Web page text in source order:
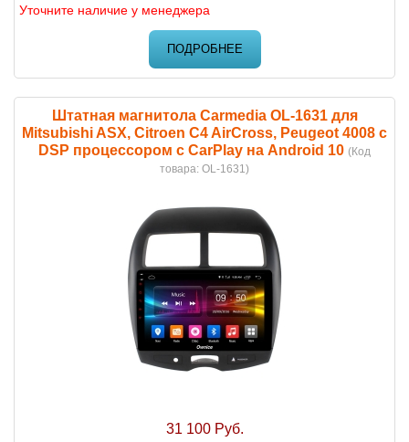
Уточните наличие у менеджера
ПОДРОБНЕЕ
Штатная магнитола Carmedia OL-1631 для
Mitsubishi ASX, Citroen C4 AirCross, Peugeot 4008 c
DSP процессором с CarPlay на Android 10 (Код
товара: OL-1631)
31 100 Руб.